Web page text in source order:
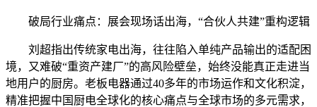
破局行业痛点：展会现场话出海，“合伙人共建”重构逻辑
刘超指出传统家电出海，往往陷入单纯产品输出的适配困
境，又难破“重资产建厂”的高风险壁垒，始终没能真正走进当
地用户的厨房。老板电器通过40多年的市场运作和文化积淀，
精准把握中国厨电全球化的核心痛点与全球市场的多元需求，